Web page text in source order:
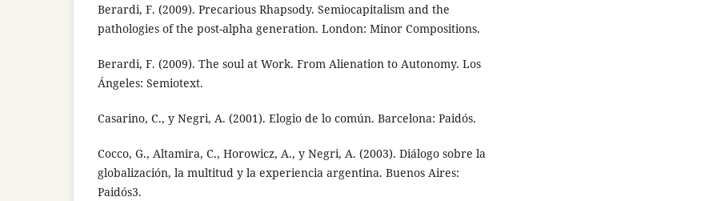
Berardi, F. (2009). Precarious Rhapsody. Semiocapitalism and the
pathologies of the post-alpha generation. London: Minor Compositions.
Berardi, F. (2009). The soul at Work. From Alienation to Autonomy. Los
Ángeles: Semiotext.
Casarino, C., y Negri, A. (2001). Elogio de lo común. Barcelona: Paidós.
Cocco, G., Altamira, C., Horowicz, A., y Negri, A. (2003). Diálogo sobre la
globalización, la multitud y la experiencia argentina. Buenos Aires:
Paidós3.